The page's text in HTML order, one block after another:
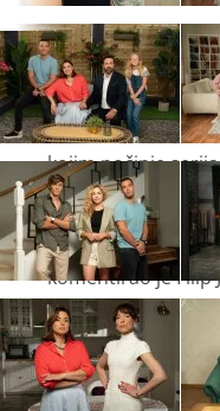
''Ovo je jedna
gledatelji mogu
jedan vrlo dobar,
kojim počinje
različitih likova i
će gledatelji
komentirao je Filip
seriji glumi majku
mi je i jako sam
ponovno